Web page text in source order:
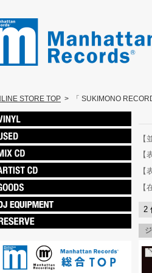
STORE TOP > 「 SUKIMONO
【
【
【
【
2